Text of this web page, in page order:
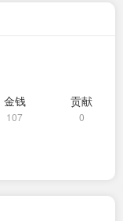
金钱
107
贡献
0